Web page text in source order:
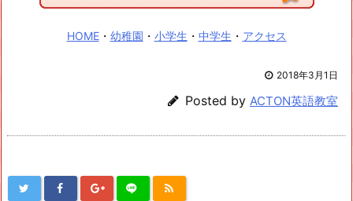
HOME・ 幼稚園 ・ 小学生 ・ 中学生 ・ アクセス
2018年3月1日
Posted by ACTON英語教室